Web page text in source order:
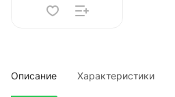
Описание Характеристики